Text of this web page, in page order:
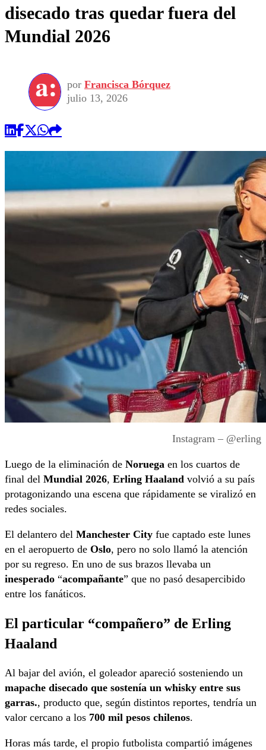
disecado tras quedar fuera del
Mundial 2026
por Francisca Bórquez
julio 13, 2026
Instagram – @erling
Luego de la eliminación de Noruega en los cuartos de
final del Mundial 2026, Erling Haaland volvió a su país
protagonizando una escena que rápidamente se viralizó en
redes sociales.
El delantero del Manchester City fue captado este lunes
en el aeropuerto de Oslo, pero no solo llamó la atención
por su regreso. En uno de sus brazos llevaba un
inesperado “acompañante” que no pasó desapercibido
entre los fanáticos.
El particular “compañero” de Erling
Haaland
Al bajar del avión, el goleador apareció sosteniendo un
mapache disecado que sostenía un whisky entre sus
garras., producto que, según distintos reportes, tendría un
valor cercano a los 700 mil pesos chilenos.
Horas más tarde, el propio futbolista compartió imágenes